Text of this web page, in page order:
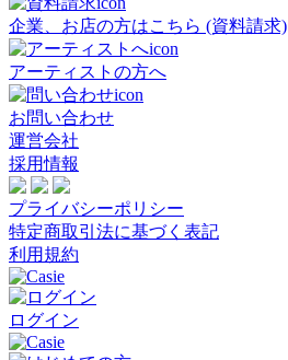
企業、お店の方はこちら (資料請求)
アーティストの方へ
お問い合わせ
運営会社
採用情報
プライバシーポリシー
特定商取引法に基づく表記
利用規約
ログイン